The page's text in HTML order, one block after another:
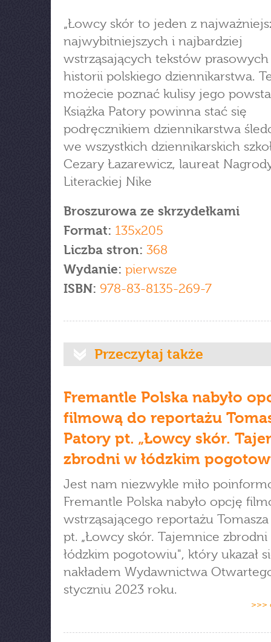
„Łowcy skór to jeden z
najwybitniejszych i najbardziej
wstrząsających tekstów
historii polskiego dziennikarstwa.
możecie poznać kulisy jego
Książka Patory powinna stać się
podręcznikiem dziennikarstwa
we wszystkich dziennikarskich
Cezary Łazarewicz, laureat
Literackiej Nike
Broszurowa ze skrzydełkami
Format: 135x205
Liczba stron: 368
Wydanie: pierwsze
ISBN: 978-83-8135-269-7
Przeczytaj także
Fremantle Polska nabyło
filmową do reportażu
Patory pt. „Łowcy skór.
zbrodni w łódzkim
Jest nam niezwykle miło
Fremantle Polska nabyło opcję
wstrząsającego reportażu
pt. „Łowcy skór. Tajemnice
łódzkim pogotowiu", który ukazał
nakładem Wydawnictwa
styczniu 2023 roku.
>>>